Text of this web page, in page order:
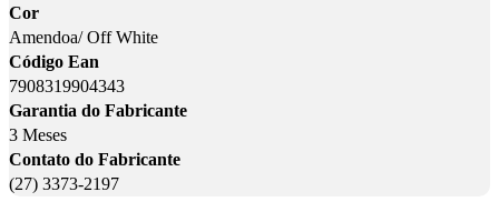
Cor
Amendoa/ Off White
Código Ean
7908319904343
Garantia do Fabricante
3 Meses
Contato do Fabricante
(27) 3373-2197